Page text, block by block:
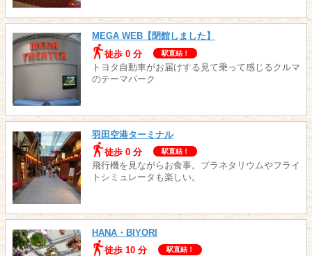
MEGA WEB【閉館しました】
徒歩 0 分
駅直結！
トヨタ自動車がお届けする見て乗って感じるクルマ
のテーマパーク
羽田空港ターミナル
徒歩 0 分
駅直結！
飛行機を見ながらお食事。プラネタリウムやフライ
トシミュレータも楽しい。
HANA・BIYORI
徒歩 10 分
駅直結！